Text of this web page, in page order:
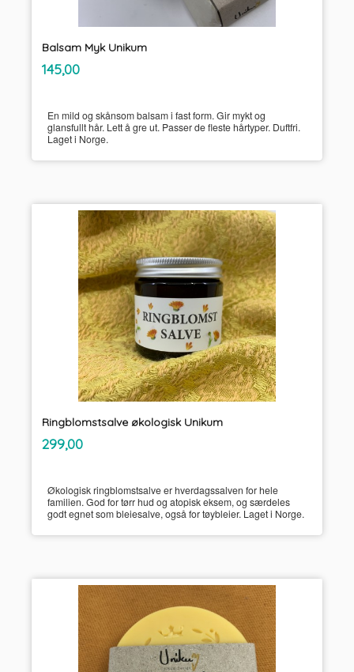
Balsam Myk Unikum
Pris
145,00mva.
En mild og skånsom balsam i fast form. Gir mykt og
glansfullt hår. Lett å gre ut. Passer de fleste hårtyper. Duftfri.
Laget i Norge.
Ringblomstsalve økologisk Unikum
Pris
299,00mva.
Økologisk ringblomstsalve er hverdagssalven for hele
familien. God for tørr hud og atopisk eksem, og særdeles
godt egnet som bleiesalve, også for tøybleier. Laget i Norge.